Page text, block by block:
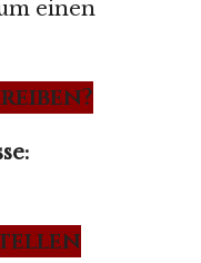
einen